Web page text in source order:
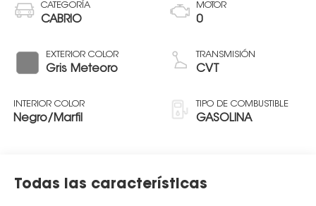
CATEGORÍA
CABRIO
EXTERIOR COLOR
Gris Meteoro
INTERIOR COLOR
Negro/Marfil
MOTOR
0
TRANSMISIÓN
CVT
TIPO DE COMBUSTIBLE
GASOLINA
Todas las características